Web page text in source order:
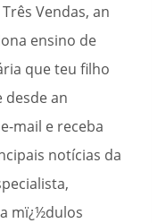
Vendas, an
ensino de
que teu filho
desde an
mail e receba
notícias da
mï¿½dulos